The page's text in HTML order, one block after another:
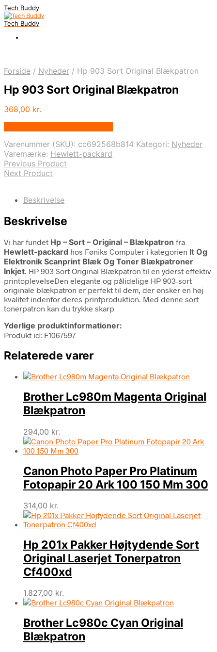
Tech Buddy
Tech Buddy
Forside / Nyheder / Hp 903 Sort Original Blækpatron
Hp 903 Sort Original Blækpatron
368,00 kr.
Varenummer (SKU): cc692568b814 Kategori: Nyheder
Varemærke: Hewlett-packard
Previous Product
Next Product
Beskrivelse
Beskrivelse
Vi har fundet Hp – Sort – Original – Blækpatron fra
Hewlett-packard hos Føniks Computer i kategorien It Og
Elektronik Scanprint Blæk Og Toner Blækpatroner
Inkjet. HP 903 Sort Original Blækpatron til en yderst effektiv
printoplevelseDen elegante og pålidelige HP 903-sort
originale blækpatron er perfekt til dem, der ønsker en høj
kvalitet indenfor deres printproduktion. Med denne sort
tonerpatron kan du trykke skarp
Yderlige produktinformationer:
Produkt id: F1067597
Relaterede varer
Brother Lc980m Magenta Original
Blækpatron
294,00 kr.
Canon Photo Paper Pro Platinum
Fotopapir 20 Ark 100 150 Mm 300
314,00 kr.
Hp 201x Pakker Højtydende Sort
Original Laserjet Tonerpatron
Cf400xd
1.827,00 kr.
Brother Lc980c Cyan Original
Blækpatron